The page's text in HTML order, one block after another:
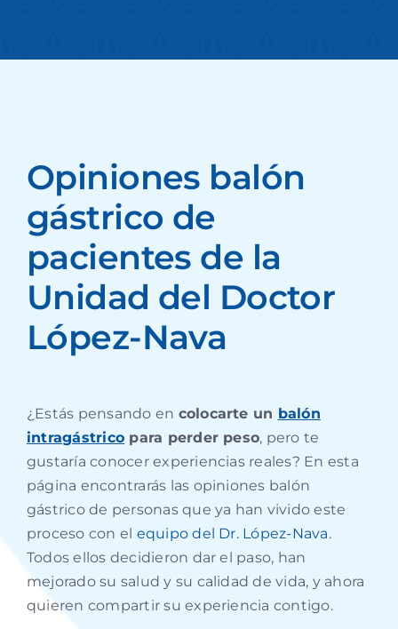
Opiniones balón
gástrico de
pacientes de la
Unidad del Doctor
López-Nava
¿Estás pensando en colocarte un balón
intragástrico para perder peso, pero te
gustaría conocer experiencias reales? En esta
página encontrarás las opiniones balón
gástrico de personas que ya han vivido este
proceso con el equipo del Dr. López-Nava.
Todos ellos decidieron dar el paso, han
mejorado su salud y su calidad de vida, y ahora
quieren compartir su experiencia contigo.